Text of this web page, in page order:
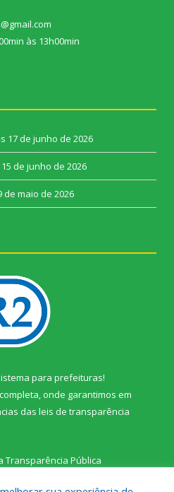
às 13h00min
17 de junho de 2026
15 de junho de 2026
de maio de 2026
para prefeituras!
completa, onde garantimos em
das leis de transparência
Transparência Pública